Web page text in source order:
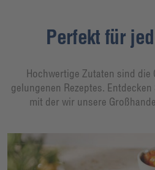
Perfekt für
Hochwertige Zutaten sind die
gelungenen Rezeptes.
mit der wir unsere